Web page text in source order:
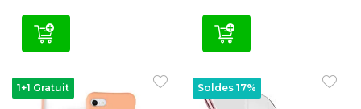
1+1 Gratuit Soldes 17%